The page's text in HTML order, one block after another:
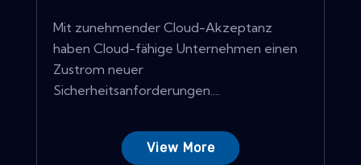
Mit zunehmender Cloud-Akzeptanz
haben Cloud-fähige Unternehmen einen
Zustrom neuer
Sicherheitsanforderungen....
View More